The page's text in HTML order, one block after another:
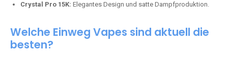
Crystal Pro 15K: Elegantes Design und satte Dampfproduktion.
Welche Einweg Vapes sind aktuell die
besten?